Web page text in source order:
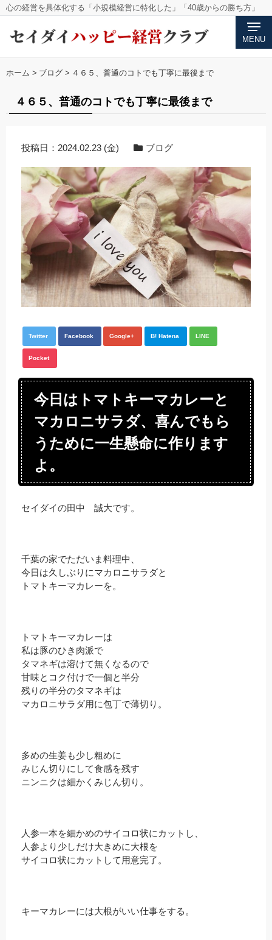
心の経営を具体化する「小規模経営に特化した」「40歳からの勝ち方」
MENU
ホーム > ブログ > ４６５、普通のコトでも丁寧に最後まで
４６５、普通のコトでも丁寧に最後まで
投稿日： 2024.02.23 (金) ブログ
Twitter Facebook Google+ B! Hatena LINE
Pocket
今日はトマトキーマカレーと
マカロニサラダ、喜んでもら
うために一生懸命に作ります
よ。
セイダイの田中 誠大です。
千葉の家でただいま料理中、
今日は久しぶりにマカロニサラダと
トマトキーマカレーを。
トマトキーマカレーは
私は豚のひき肉派で
タマネギは溶けて無くなるので
甘味とコク付けで一個と半分
残りの半分のタマネギは
マカロニサラダ用に包丁で薄切り。
多めの生姜も少し粗めに
みじん切りにして食感を残す
ニンニクは細かくみじん切り。
人参一本を細かめのサイコロ状にカットし、
人参より少しだけ大きめに大根を
サイコロ状にカットして用意完了。
キーマカレーには大根がいい仕事をする。